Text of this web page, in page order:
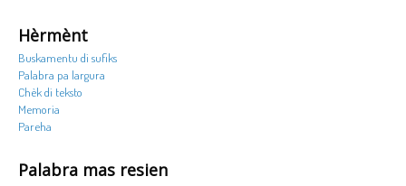
Hèrmènt
Buskamentu di sufiks
Palabra pa largura
Chèk di teksto
Memoria
Pareha
Palabra mas resien